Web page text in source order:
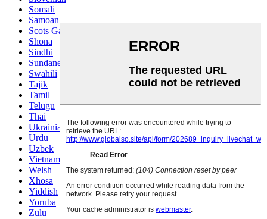
Somali
Samoan
Scots Gaelic
Shona
Sindhi
Sundanese
Swahili
Tajik
Tamil
Telugu
Thai
Ukrainian
Urdu
Uzbek
Vietnamese
Welsh
Xhosa
Yiddish
Yoruba
Zulu